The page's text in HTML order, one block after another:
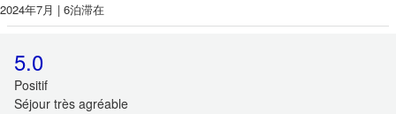
2024年7月 | 6泊滞在
5.0
Positif
Séjour très agréable